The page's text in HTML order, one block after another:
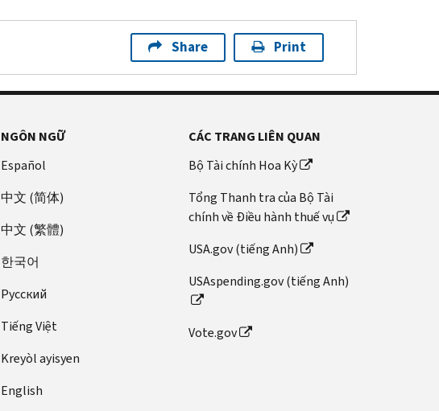
Share Print
NGÔN NGỮ
Español
中文 (简体)
中文 (繁體)
한국어
Pусский
Tiếng Việt
Kreyòl ayisyen
English
CÁC TRANG LIÊN QUAN
Bộ Tài chính Hoa Kỳ
Tổng Thanh tra của Bộ Tài
chính về Điều hành thuế vụ
USA.gov (tiếng Anh)
USAspending.gov (tiếng Anh)
Vote.gov